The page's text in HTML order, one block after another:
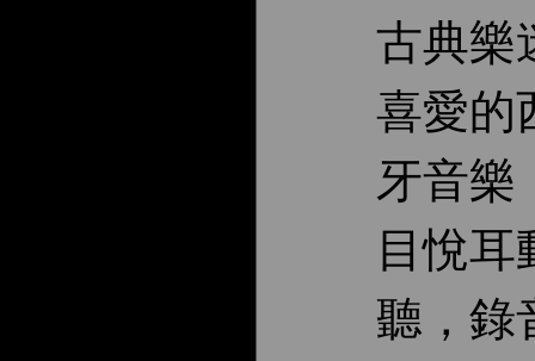
古典樂
喜愛的
牙音樂
目悅耳
聽，錄